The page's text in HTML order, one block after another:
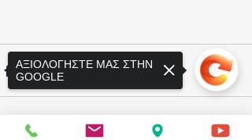
ΑΞΙΟΛΟΓΗΣΤΕ ΜΑΣ ΣΤΗΝ
GOOGLE